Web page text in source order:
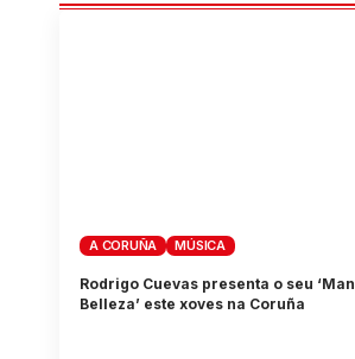
A CORUÑA MÚSICA
Rodrigo Cuevas presenta o seu
Belleza’ este xoves na Coruña